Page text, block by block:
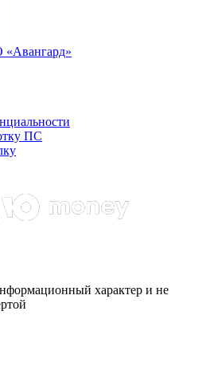
ПС
характер и не